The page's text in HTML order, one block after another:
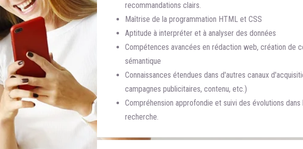
recommandations clairs.
Maîtrise de la programmation HTML et CSS
Aptitude à interpréter et à analyser des données
Compétences avancées en rédaction web, création de
sémantique
Connaissances étendues dans d'autres canaux
campagnes publicitaires, contenu, etc.)
Compréhension approfondie et suivi des évolutions
recherche.